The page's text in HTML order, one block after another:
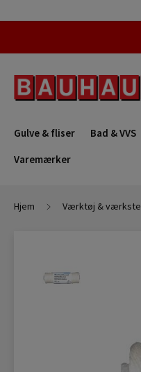
Gulve & fliser Bad & VVS
Varemærker
Hjem Værktøj &